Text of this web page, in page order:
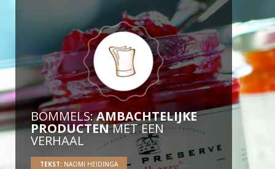
BOMMELS:AMBACHTELIJKE
PRODUCTENMET EEN
VERHAAL
TEKST: NAOMI HEIDINGA